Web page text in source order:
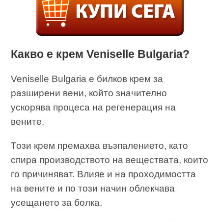
Какво е крем Veniselle Bulgaria?
Veniselle Bulgaria е билков крем за
разширени вени, който значително
ускорява процеса на регенерация на
вените.
Този крем премахва възпалението, като
спира производството на веществата, които
го причиняват. Влияе и на проходимостта
на вените и по този начин облекчава
усещането за болка.